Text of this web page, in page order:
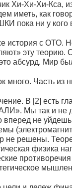
Хи-Хи-Хи-Кса,
иметь, как
пока ни у кого
история с ОТО.
эту теорию.
абсурд. Мир
много. Часть из
В [2] есть
Мы так и не
вперед не
не решены.
физика